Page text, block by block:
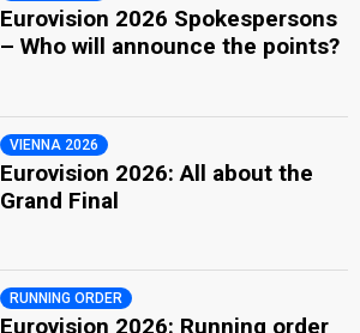
Eurovision 2026 Spokespersons
– Who will announce the points?
VIENNA 2026
Eurovision 2026: All about the
Grand Final
RUNNING ORDER
Eurovision 2026: Running order